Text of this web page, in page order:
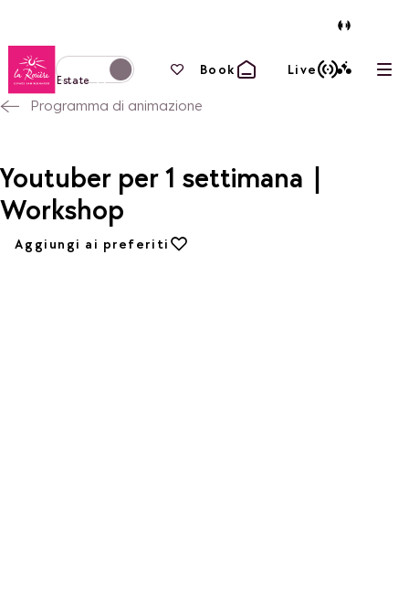
Torna alla home page
Passa alla modalità invernale
Estate
I tuoi preferiti
Book Live
Programma di animazione
Youtuber per 1 settimana |
Workshop
Aggiungi ai preferiti
Aggiungi ai preferiti